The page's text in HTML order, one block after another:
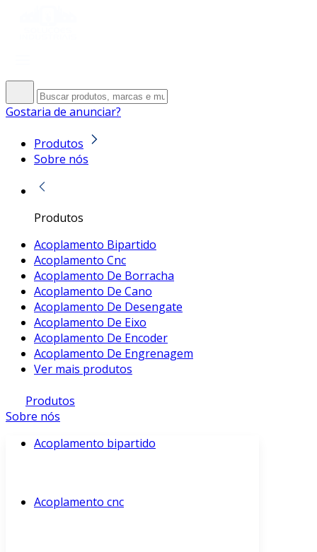
Gostaria de anunciar?
Produtos
Sobre nós
Produtos
Acoplamento Bipartido
Acoplamento Cnc
Acoplamento De Borracha
Acoplamento De Cano
Acoplamento De Desengate
Acoplamento De Eixo
Acoplamento De Encoder
Acoplamento De Engrenagem
Ver mais produtos
Produtos
Sobre nós
Acoplamento bipartido
Acoplamento cnc